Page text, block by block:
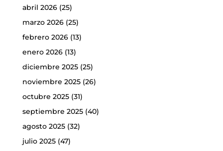
abril 2026(25)
marzo 2026(25)
febrero 2026(13)
enero 2026(13)
diciembre 2025(25)
noviembre 2025(26)
octubre 2025(31)
septiembre 2025(40)
agosto 2025(32)
julio 2025(47)